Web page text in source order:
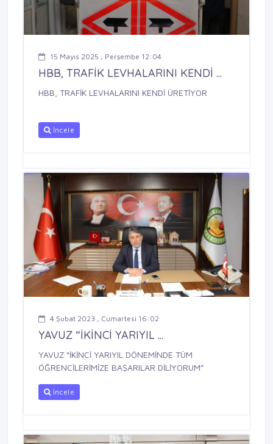
15 Mayıs 2025 , Perşembe 12:04
HBB, TRAFİK LEVHALARINI KENDİ ...
HBB, TRAFİK LEVHALARINI KENDİ ÜRETİYOR
İncele
4 Şubat 2023 , Cumartesi 16:02
YAVUZ “İKİNCİ YARIYIL ...
YAVUZ “İKİNCİ YARIYIL DÖNEMİNDE TÜM
ÖĞRENCİLERİMİZE BAŞARILAR DİLİYORUM”
İncele